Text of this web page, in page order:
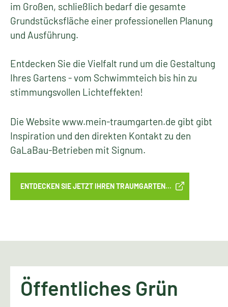
im Großen, schließlich bedarf die gesamte
Grundstücksfläche einer professionellen Planung
und Ausführung.
Entdecken Sie die Vielfalt rund um die Gestaltung
Ihres Gartens - vom Schwimmteich bis hin zu
stimmungsvollen Lichteffekten!
Die Website www.mein-traumgarten.de gibt gibt
Inspiration und den direkten Kontakt zu den
GaLaBau-Betrieben mit Signum.
ENTDECKEN SIE JETZT IHREN TRAUMGARTEN...
Öffentliches Grün